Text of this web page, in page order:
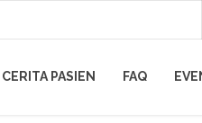
CERITA PASIEN FAQ